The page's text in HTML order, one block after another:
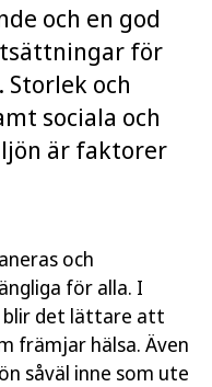
och en god
för
Storlek och
sociala och
är faktorer
och
för alla. I
blir det lättare att
främjar hälsa. Även
såväl inne som ute